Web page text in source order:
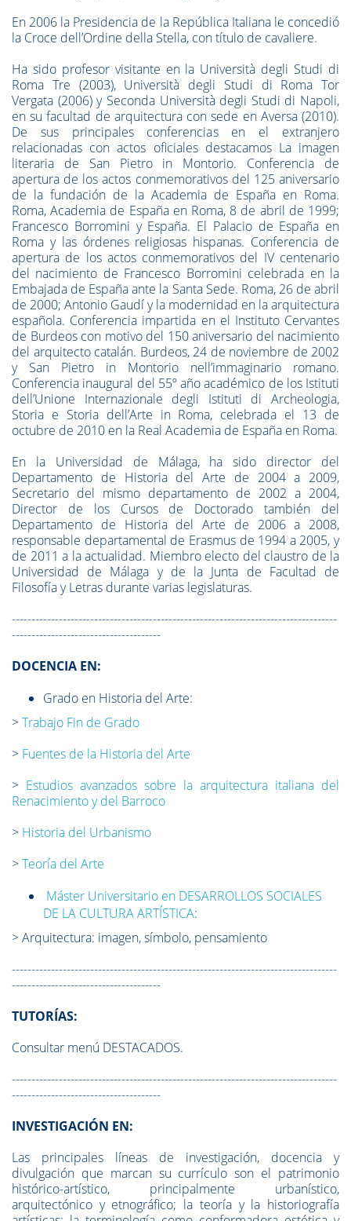
En 2006 la Presidencia de la República Italiana le concedió
la Croce dell’Ordine della Stella, con título de cavaliere.
Ha sido profesor visitante en la Università degli Studi di
Roma Tre (2003), Università degli Studi di Roma Tor
Vergata (2006) y Seconda Università degli Studi di Napoli,
en su facultad de arquitectura con sede en Aversa (2010).
De sus principales conferencias en el extranjero
relacionadas con actos oficiales destacamos La imagen
literaria de San Pietro in Montorio. Conferencia de
apertura de los actos conmemorativos del 125 aniversario
de la fundación de la Academia de España en Roma.
Roma, Academia de España en Roma, 8 de abril de 1999;
Francesco Borromini y España. El Palacio de España en
Roma y las órdenes religiosas hispanas. Conferencia de
apertura de los actos conmemorativos del IV centenario
del nacimiento de Francesco Borromini celebrada en la
Embajada de España ante la Santa Sede. Roma, 26 de abril
de 2000; Antonio Gaudí y la modernidad en la arquitectura
española. Conferencia impartida en el Instituto Cervantes
de Burdeos con motivo del 150 aniversario del nacimiento
del arquitecto catalán. Burdeos, 24 de noviembre de 2002
y San Pietro in Montorio nell’immaginario romano.
Conferencia inaugural del 55º año académico de los Istituti
dell’Unione Internazionale degli Istituti di Archeologia,
Storia e Storia dell’Arte in Roma, celebrada el 13 de
octubre de 2010 en la Real Academia de España en Roma.
En la Universidad de Málaga, ha sido director del
Departamento de Historia del Arte de 2004 a 2009,
Secretario del mismo departamento de 2002 a 2004,
Director de los Cursos de Doctorado también del
Departamento de Historia del Arte de 2006 a 2008,
responsable departamental de Erasmus de 1994 a 2005, y
de 2011 a la actualidad. Miembro electo del claustro de la
Universidad de Málaga y de la Junta de Facultad de
Filosofía y Letras durante varias legislaturas.
-----------------------------------------------------------------------------------
--------------------------------------
DOCENCIA EN:
Grado en Historia del Arte:
>Trabajo Fin de Grado
> Fuentes de la Historia del Arte
> Estudios avanzados sobre la arquitectura italiana del
Renacimiento y del Barroco
> Historia del Urbanismo
>Teoría del Arte
Máster Universitario en DESARROLLOS SOCIALES
DE LA CULTURA ARTÍSTICA:
> Arquitectura: imagen, símbolo, pensamiento
-----------------------------------------------------------------------------------
--------------------------------------
TUTORÍAS:
Consultar menú DESTACADOS.
-----------------------------------------------------------------------------------
--------------------------------------
INVESTIGACIÓN EN:
Las principales líneas de investigación, docencia y
divulgación que marcan su currículo son el patrimonio
histórico-artístico, principalmente urbanístico,
arquitectónico y etnográfico; la teoría y la historiografía